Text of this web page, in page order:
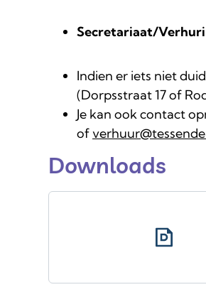
Secretariaat/
Indien er iets niet
(Dorpsstraat 17 of
Je kan ook contact
of
Downloads